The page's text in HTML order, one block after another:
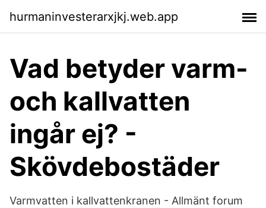
hurmaninvesterarxjkj.web.app
Vad betyder varm-
och kallvatten
ingår ej? -
Skövdebostäder
Varmvatten i kallvattenkranen - Allmänt forum